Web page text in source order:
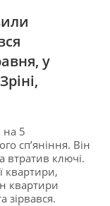
у
на 5
сп’яніння. Він
втратив ключі.
квартири,
квартири
зірвався.